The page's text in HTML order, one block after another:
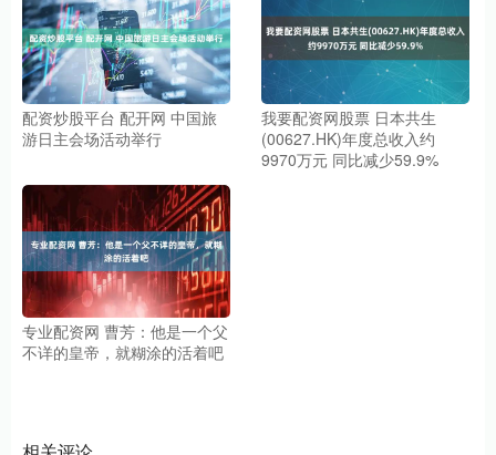
配资炒股平台 配开网 中国旅
游日主会场活动举行
我要配资网股票 日本共生
(00627.HK)年度总收入约
9970万元 同比减少59.9%
专业配资网 曹芳：他是一个父
不详的皇帝，就糊涂的活着吧